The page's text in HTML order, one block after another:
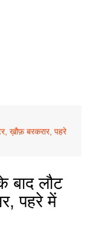
ख़ौफ़ बरकरार, पहरे
बाद लौट
पहरे में